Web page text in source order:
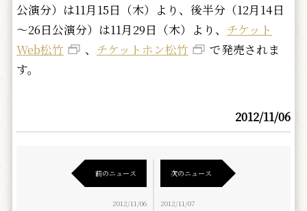
公演分）は11月15日（木）より、後半分（12月14日
～26日公演分）は11月29日（木）より、 チケット
Web松竹
、 チケットホン松竹
で発売されま
す。
2012/11/06
前のニュース
2012/11/06
次のニュース
2012/11/07